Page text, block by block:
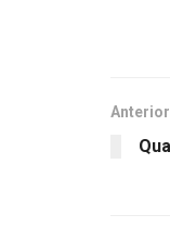
Anterior